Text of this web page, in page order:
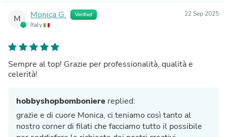
M Monica G. Verified
Italy
22 Sep 2025
Sempre al top! Grazie per professionalità, qualità e
celerità!
hobbyshopbomboniere replied:
grazie e di cuore Monica, ci teniamo così tanto al
nostro corner di filati che facciamo tutto il possibile